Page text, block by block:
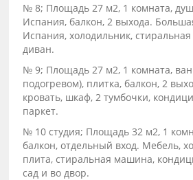
№ 8; Площадь 27 м2, 1 комната,
Испания, балкон, 2 выхода.
Испания, холодильник,
диван.
№ 9; Площадь 27 м2, 1 комната,
подогревом), плитка, балкон, 2
кровать, шкаф, 2 тумбочки,
паркет.
№ 10 студия; Площадь 32 м2, 1
балкон, отдельный вход. Мебель,
плита, стиральная машина,
сад и во двор.